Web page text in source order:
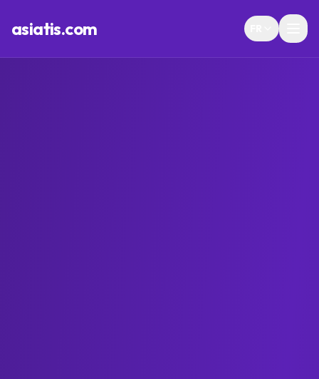
asiatis.com